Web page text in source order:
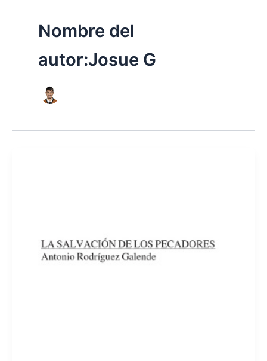
Nombre del
autor:Josue G